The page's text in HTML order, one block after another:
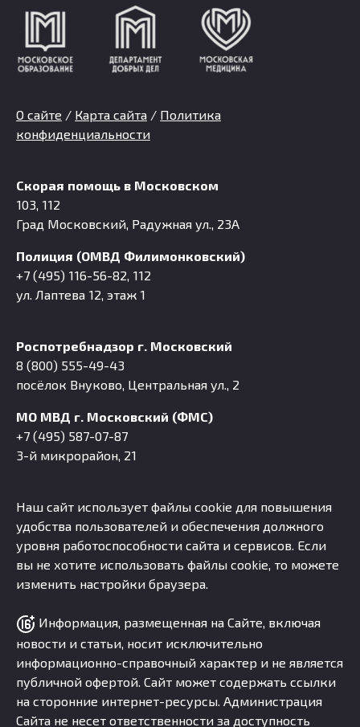
О сайте / Карта сайта / Политика
конфиденциальности
Скорая помощь в Московском
103, 112
Град Московский, Радужная ул., 23А
Полиция (ОМВД Филимонковский)
+7 (495) 116-56-82, 112
ул. Лаптева 12, этаж 1
Роспотребнадзор г. Московский
8 (800) 555-49-43
посёлок Внуково, Центральная ул., 2
МО МВД г. Московский (ФМС)
+7 (495) 587-07-87
3-й микрорайон, 21
Наш сайт использует файлы cookie для повышения
удобства пользователей и обеспечения должного
уровня работоспособности сайта и сервисов. Если
вы не хотите использовать файлы cookie, то можете
изменить настройки браузера.
Информация, размещенная на Сайте, включая
новости и статьи, носит исключительно
информационно-справочный характер и не является
публичной офертой. Сайт может содержать ссылки
на сторонние интернет-ресурсы. Администрация
Сайта не несет ответственности за доступность